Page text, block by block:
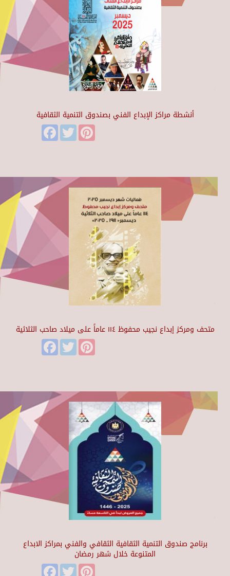
أنشطة مراكز الإبداع الفني بصندوق التنمية الثقافية
FacebookTwitter
متحف ومركز إبداع نجيب محفوظ ١١٤ عاماً على ميلاد صاحب الثلاثية
FacebookTwitter
برنامج صندوق التنمية الثقافية الثقافي والفني بمراكز الابداع
المتنوعة خلال شهر رمضان
FacebookTwitter